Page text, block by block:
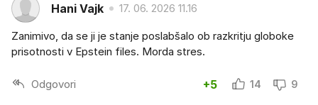
Hani Vajk 17. 06. 2026 11.16
Zanimivo, da se ji je stanje poslabšalo ob razkritju globoke
prisotnosti v Epstein files. Morda stres.
Odgovori +5 14 9